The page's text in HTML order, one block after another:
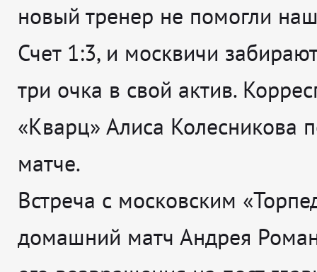
новый тренер не помогли
Счет 1:3, и москвичи
три очка в свой актив.
«Кварц» Алиса Колесникова
матче.
Встреча с московским
домашний матч Андрея